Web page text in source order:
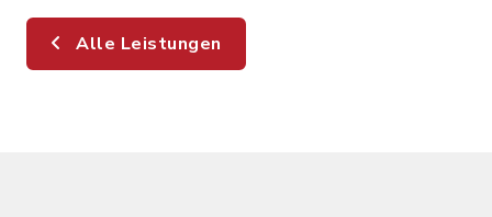
Alle Leistungen